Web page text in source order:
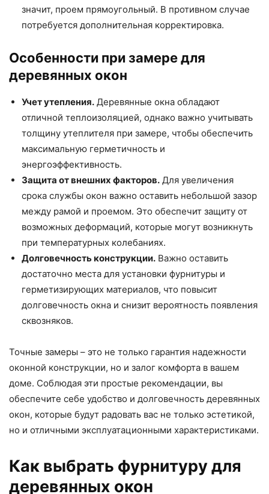
значит, проем прямоугольный. В противном случае
потребуется дополнительная корректировка.
Особенности при замере для
деревянных окон
Учет утепления. Деревянные окна обладают
отличной теплоизоляцией, однако важно учитывать
толщину утеплителя при замере, чтобы обеспечить
максимальную герметичность и
энергоэффективность.
Защита от внешних факторов. Для увеличения
срока службы окон важно оставить небольшой зазор
между рамой и проемом. Это обеспечит защиту от
возможных деформаций, которые могут возникнуть
при температурных колебаниях.
Долговечность конструкции. Важно оставить
достаточно места для установки фурнитуры и
герметизирующих материалов, что повысит
долговечность окна и снизит вероятность появления
сквозняков.
Точные замеры – это не только гарантия надежности
оконной конструкции, но и залог комфорта в вашем
доме. Соблюдая эти простые рекомендации, вы
обеспечите себе удобство и долговечность деревянных
окон, которые будут радовать вас не только эстетикой,
но и отличными эксплуатационными характеристиками.
Как выбрать фурнитуру для
деревянных окон